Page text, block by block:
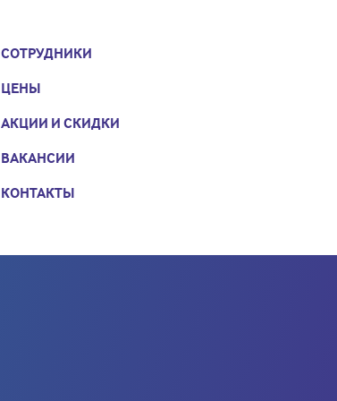
СОТРУДНИКИ
ЦЕНЫ
АКЦИИ И СКИДКИ
ВАКАНСИИ
КОНТАКТЫ